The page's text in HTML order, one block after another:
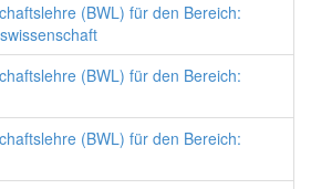
(BWL) für den Bereich:
(BWL) für den Bereich:
(BWL) für den Bereich: